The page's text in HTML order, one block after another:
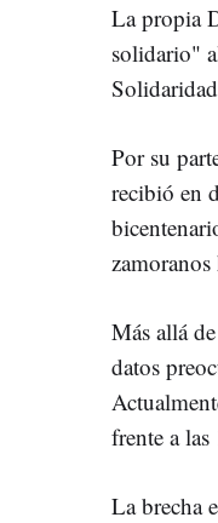
La propia
solidario"
Por su
recibió en
Más allá
datos
frente a
La brecha